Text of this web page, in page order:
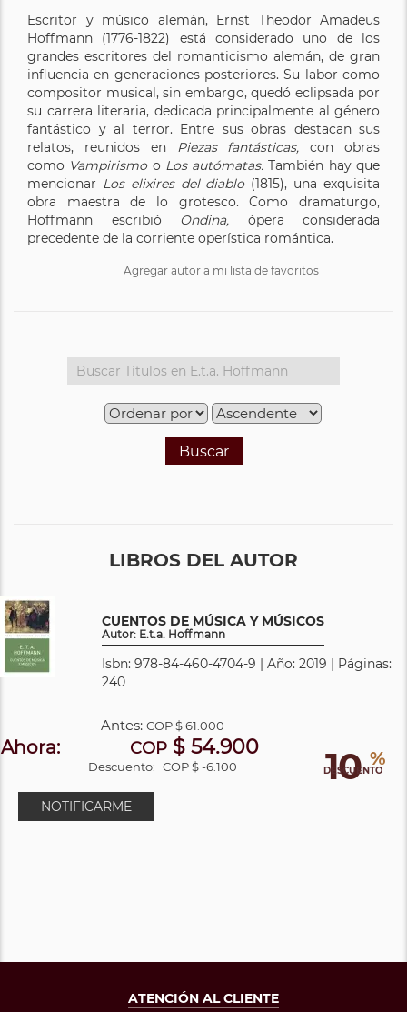
Escritor y músico alemán, Ernst Theodor Amadeus
Hoffmann (1776-1822) está considerado uno de los
grandes escritores del romanticismo alemán, de gran
influencia en generaciones posteriores. Su labor como
compositor musical, sin embargo, quedó eclipsada por
su carrera literaria, dedicada principalmente al género
fantástico y al terror. Entre sus obras destacan sus
relatos, reunidos en Piezas fantásticas, con obras
como Vampirismo o Los autómatas. También hay que
mencionar Los elixires del diablo(1815), una exquisita
obra maestra de lo grotesco. Como dramaturgo,
Hoffmann escribió Ondina, ópera considerada
precedente de la corriente operística romántica.
Agregar autor a mi lista de favoritos
Buscar
LIBROS DEL AUTOR
CUENTOS DE MÚSICA Y MÚSICOS
Autor: E.t.a. Hoffmann
Isbn: 978-84-460-4704-9 | Año: 2019 | Páginas:
240
10 %
DESCUENTO
Antes:COP$ 61.000
Ahora: COP $ 54.900
Descuento: COP $ -6.100
NOTIFICARME
ATENCIÓN AL CLIENTE